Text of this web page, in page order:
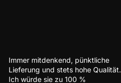
Immer mitdenkend, pünktliche
Lieferung und stets hohe Qualität.
Ich würde sie zu 100 %